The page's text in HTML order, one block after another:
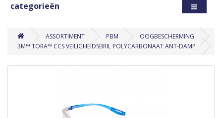
categorieën
ASSORTIMENT PBM
OOGBESCHERMING
3M™ TORA™ CCS VEILIGHEIDSBRIL POLYCARBONAAT ANT-DAMP